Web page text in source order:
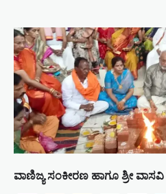
ವಾಣಿಜ್ಯ ಸಂಕೀರಣ ಹಾಗೂ ಶ್ರೀ